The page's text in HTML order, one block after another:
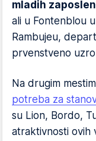
mladih
ali u Fontenblou
Rambujeu,
prvenstveno
Na drugim
potreba za
su Lion, Bordo,
atraktivnosti ovih